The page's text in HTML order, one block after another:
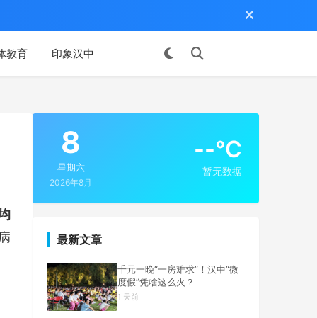
教育 印象汉中
8
星期六
2026年8月
--°C
暂无数据
最新文章
千元一晚“一房难求”！汉中“微
度假”凭啥这么火？
1 天前